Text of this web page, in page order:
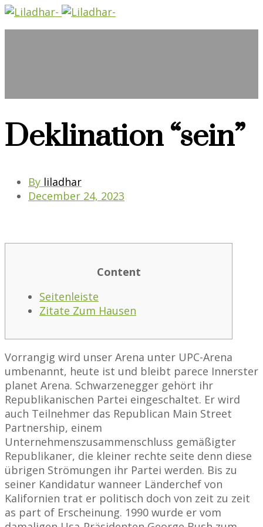
Deklination “sein”
By liladhar
December 24, 2023
Content
Seitenleiste
Zitate Zum Hausen
Vorrangig wird unser Arena unter UPC-Arena
umbenannt, heute ist und bleibt parece Innerster
planet Arena. Schwarzenegger gehört ihr
Republikanischen Partei eingeschaltet. Er wird
auch Teilnehmer das Republican Main Street
Partnership, einem
Unternehmenszusammenschluss gemäßigter
Republikaner, die kleiner rechte seite denn diese
übrigen Strömungen ihr Partei werden. Bis zu
seiner Kandidatur wanneer Länderchef von
Kalifornien trat er politisch doch von zeit zu zeit
as part of Erscheinung. 1990 wurde er vom